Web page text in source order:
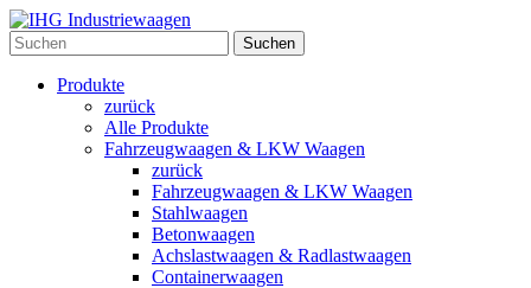
Suchen
Produkte
zurück
Alle Produkte
Fahrzeugwaagen & LKW Waagen
zurück
Fahrzeugwaagen & LKW Waagen
Stahlwaagen
Betonwaagen
Achslastwaagen & Radlastwaagen
Containerwaagen